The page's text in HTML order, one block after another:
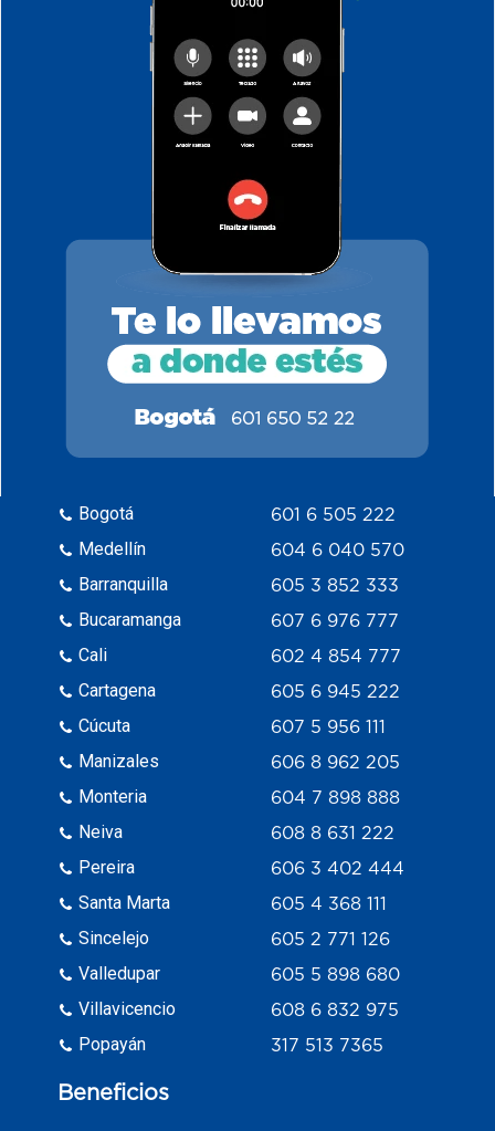
Bogotá
Medellín
Barranquilla
Bucaramanga
Cali
Cartagena
Cúcuta
Manizales
Monteria
Neiva
Pereira
Santa Marta
Sincelejo
Valledupar
Villavicencio
Popayán
601 6 505 222
604 6 040 570
605 3 852 333
607 6 976 777
602 4 854 777
605 6 945 222
607 5 956 111
606 8 962 205
604 7 898 888
608 8 631 222
606 3 402 444
605 4 368 111
605 2 771 126
605 5 898 680
608 6 832 975
317 513 7365
Beneficios